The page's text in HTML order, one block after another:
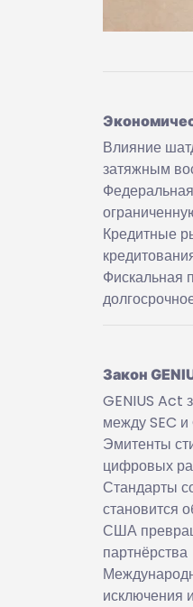
Влияние
затяжным
Кредитные
Фискальная
Закон
GENIUS Act
между SEC и
Эмитенты
цифровых
Стандарты
становится
США
партнёрства
исключения